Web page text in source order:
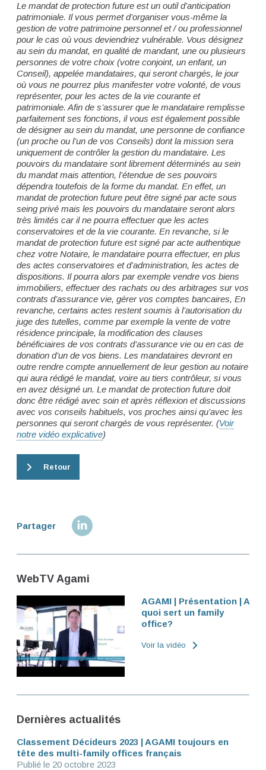
Le mandat de protection future est un outil d’anticipation
patrimoniale. Il vous permet d’organiser vous-même la
gestion de votre patrimoine personnel et / ou professionnel
pour le cas où vous deviendriez vulnérable. Vous désignez
au sein du mandat, en qualité de mandant, une ou plusieurs
personnes de votre choix (votre conjoint, un enfant, un
Conseil), appelée mandataires, qui seront chargés, le jour
où vous ne pourrez plus manifester votre volonté, de vous
représenter, pour les actes de la vie courante et
patrimoniale. Afin de s’assurer que le mandataire remplisse
parfaitement ses fonctions, il vous est également possible
de désigner au sein du mandat, une personne de confiance
(un proche ou l’un de vos Conseils) dont la mission sera
uniquement de contrôler la gestion du mandataire. Les
pouvoirs du mandataire sont librement déterminés au sein
du mandat mais attention, l’étendue de ses pouvoirs
dépendra toutefois de la forme du mandat. En effet, un
mandat de protection future peut être signé par acte sous
seing privé mais les pouvoirs du mandataire seront alors
très limités car il ne pourra effectuer que les actes
conservatoires et de la vie courante. En revanche, si le
mandat de protection future est signé par acte authentique
chez votre Notaire, le mandataire pourra effectuer, en plus
des actes conservatoires et d’administration, les actes de
dispositions. Il pourra alors par exemple vendre vos biens
immobiliers, effectuer des rachats ou des arbitrages sur vos
contrats d’assurance vie, gérer vos comptes bancaires, En
revanche, certains actes restent soumis à l’autorisation du
juge des tutelles, comme par exemple la vente de votre
résidence principale, la modification des clauses
bénéficiaires de vos contrats d’assurance vie ou en cas de
donation d’un de vos biens. Les mandataires devront en
outre rendre compte annuellement de leur gestion au notaire
qui aura rédigé le mandat, voire au tiers contrôleur, si vous
en avez désigné un. Le mandat de protection future doit
donc être rédigé avec soin et après réflexion et discussions
avec vos conseils habituels, vos proches ainsi qu’avec les
personnes qui seront chargés de vous représenter. (Voir
notre vidéo explicative)
Retour
Partager
WebTV Agami
AGAMI | Présentation | A
quoi sert un family
office?
Voir la vidéo
Dernières actualités
Classement Décideurs 2023 | AGAMI toujours en
tête des multi-family offices français
Publié le 20 octobre 2023